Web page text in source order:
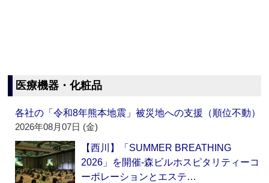
医療機器・化粧品
各社の「令和8年熊本地震」被災地への支援（順位不動）
2026年08月07日 (金)
【西川】「SUMMER BREATHING
2026」を開催‐森ビルホスピタリティーコ
ーポレーションとエステ…